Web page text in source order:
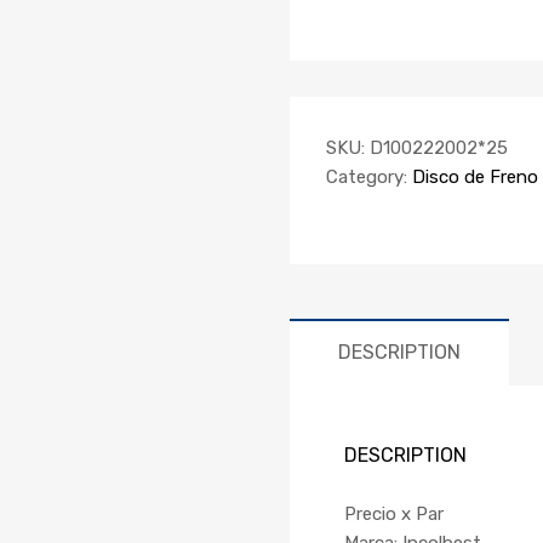
SKU: D100222002*25
Category: Disco de Freno
DESCRIPTION
DESCRIPTION
Precio x Par